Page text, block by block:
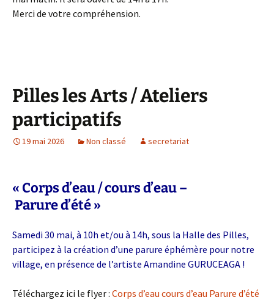
Merci de votre compréhension.
Pilles les Arts / Ateliers
participatifs
19 mai 2026 Non classé secretariat
« Corps d’eau / cours d’eau –
Parure d’été »
Samedi 30 mai, à 10h et/ou à 14h, sous la Halle des Pilles,
participez à la création d’une parure éphémère pour notre
village, en présence de l’artiste Amandine GURUCEAGA !
Téléchargez ici le flyer : Corps d’eau cours d’eau Parure d’été